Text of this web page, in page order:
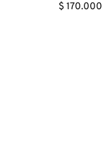
$170.000